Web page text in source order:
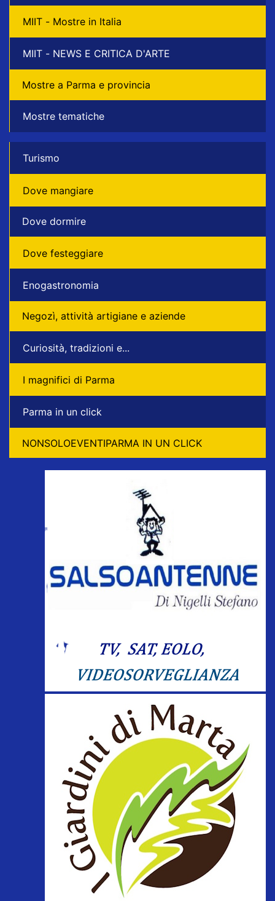
MIIT - Mostre in Italia
MIIT - NEWS E CRITICA D'ARTE
Mostre a Parma e provincia
Mostre tematiche
Turismo
Dove mangiare
Dove dormire
Dove festeggiare
Enogastronomia
Negozì, attività artigiane e aziende
Curiosità, tradizioni e...
I magnifici di Parma
Parma in un click
NONSOLOEVENTIPARMA IN UN CLICK